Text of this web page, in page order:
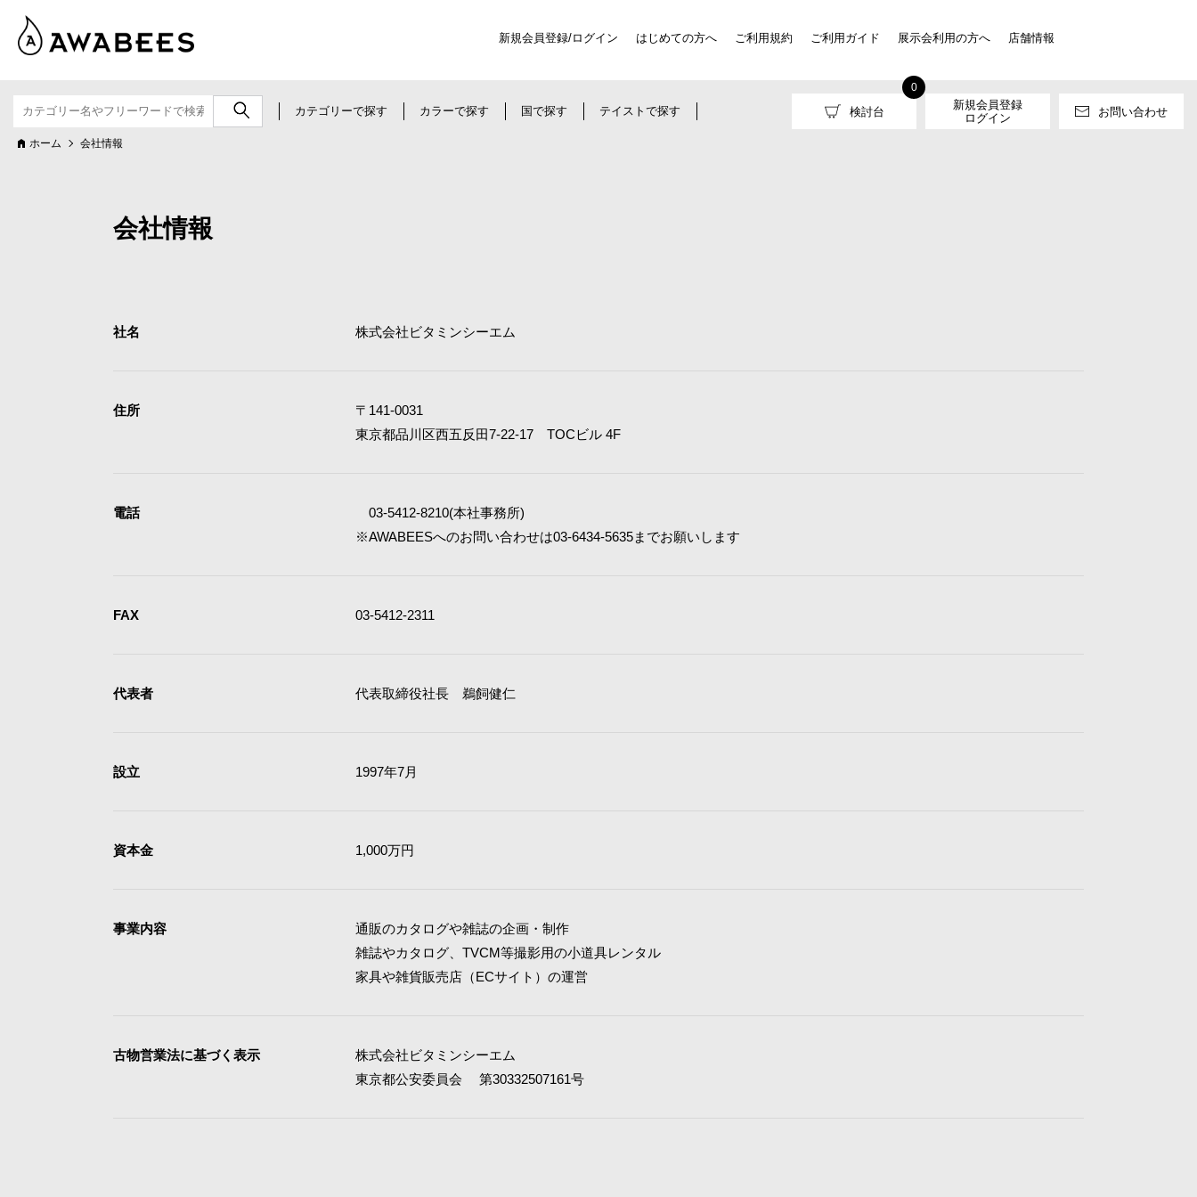
新規会員登録/ログイン はじめての方へ ご利用規約 ご利用ガイド 展示会利用の方へ 店舗情報
カテゴリーで探す カラーで探す 国で探す テイストで探す 検討台
0
新規会員登録
ログイン
お問い合わせ
ホーム 会社情報
会社情報
社名 株式会社ビタミンシーエム
住所
〒141-0031
東京都品川区西五反田7-22-17 TOCビル 4F
電話
03-5412-8210(本社事務所)
※AWABEESへのお問い合わせは03-6434-5635までお願いします
FAX 03-5412-2311
代表者 代表取締役社長 鵜飼健仁
設立 1997年7月
資本金 1,000万円
事業内容
通販のカタログや雑誌の企画・制作
雑誌やカタログ、TVCM等撮影用の小道具レンタル
家具や雑貨販売店（ECサイト）の運営
古物営業法に基づく表示
株式会社ビタミンシーエム
東京都公安委員会 第30332507161号